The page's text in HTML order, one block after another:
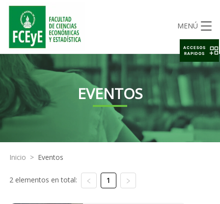
MENÚ
EVENTOS
Inicio > Eventos
2 elementos en total: 1
ACCESOS
RAPIDOS